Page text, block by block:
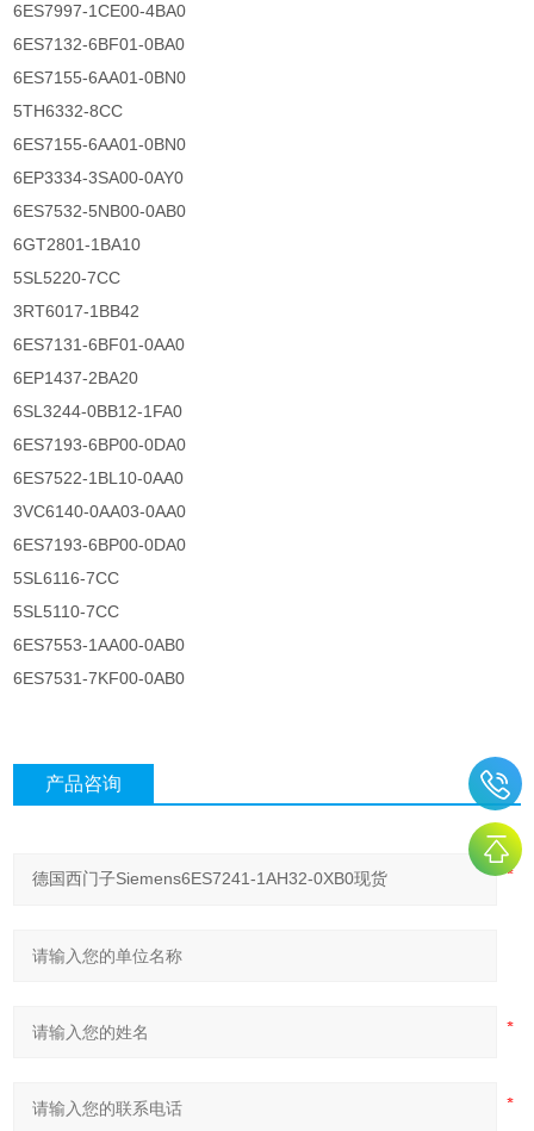
6ES7997-1CE00-4BA0
6ES7132-6BF01-0BA0
6ES7155-6AA01-0BN0
5TH6332-8CC
6ES7155-6AA01-0BN0
6EP3334-3SA00-0AY0
6ES7532-5NB00-0AB0
6GT2801-1BA10
5SL5220-7CC
3RT6017-1BB42
6ES7131-6BF01-0AA0
6EP1437-2BA20
6SL3244-0BB12-1FA0
6ES7193-6BP00-0DA0
6ES7522-1BL10-0AA0
3VC6140-0AA03-0AA0
6ES7193-6BP00-0DA0
5SL6116-7CC
5SL5110-7CC
6ES7553-1AA00-0AB0
6ES7531-7KF00-0AB0
产品咨询